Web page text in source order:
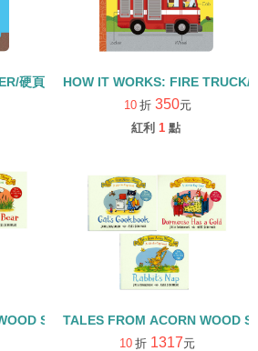
硬頁書 HOW IT WORKS: FIRE TRUCK/
10 折 350元
紅利 1 點
STORY COLLECTION 觀察探索組/
TALES FROM ACORN WOOD
10 折 1317元